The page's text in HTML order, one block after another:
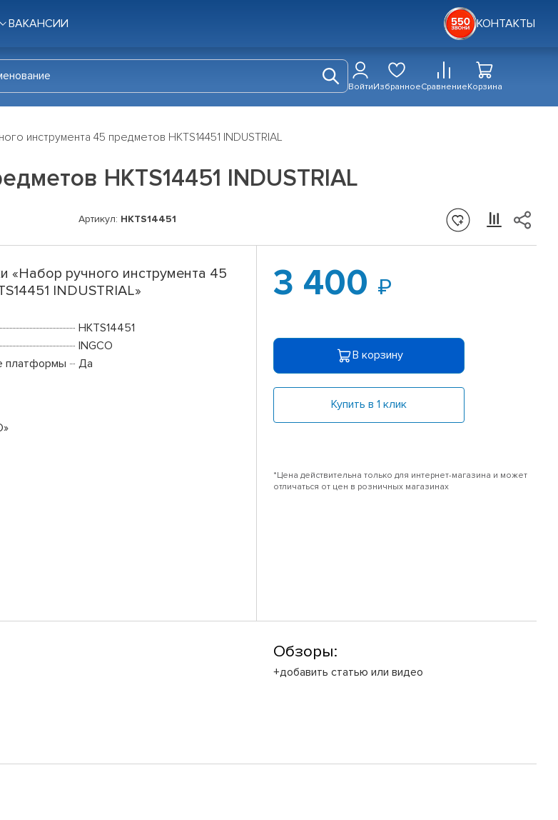
ВАКАНСИИ КОНТАКТЫ
ВойтиИзбранноеСравнениеКорзина
инструмента 45 предметов HKTS14451 INDUSTRIAL
HKTS14451 INDUSTRIAL
Артикул: HKTS14451
«Набор ручного инструмента 45
INDUSTRIAL»
HKTS14451
INGCO
платформы
Да
3 400
В корзину
Купить в 1 клик
*Цена действительна только для интернет-магазина и может
отличаться от цен в розничных магазинах
Обзоры:
+добавить статью или видео